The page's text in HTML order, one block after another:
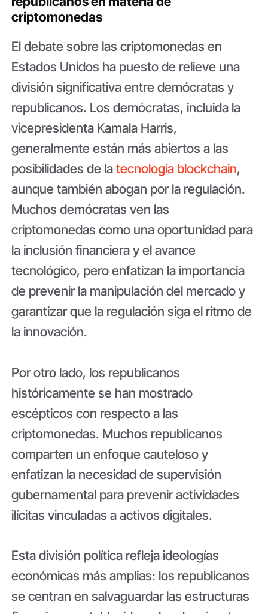
criptomonedas
El debate sobre las criptomonedas en
Estados Unidos ha puesto de relieve una
división significativa entre demócratas y
republicanos. Los demócratas, incluida la
vicepresidenta Kamala Harris,
generalmente están más abiertos a las
posibilidades de latecnología blockchain,
aunque también abogan por la regulación.
Muchos demócratas ven las
criptomonedas como una oportunidad para
la inclusión financiera y el avance
tecnológico, pero enfatizan la importancia
de prevenir la manipulación del mercado y
garantizar que la regulación siga el ritmo de
la innovación.
Por otro lado, los republicanos
históricamente se han mostrado
escépticos con respecto a las
criptomonedas. Muchos republicanos
comparten un enfoque cauteloso y
enfatizan la necesidad de supervisión
gubernamental para prevenir actividades
ilícitas vinculadas a activos digitales.
Esta división política refleja ideologías
económicas más amplias: los republicanos
se centran en salvaguardar las estructuras